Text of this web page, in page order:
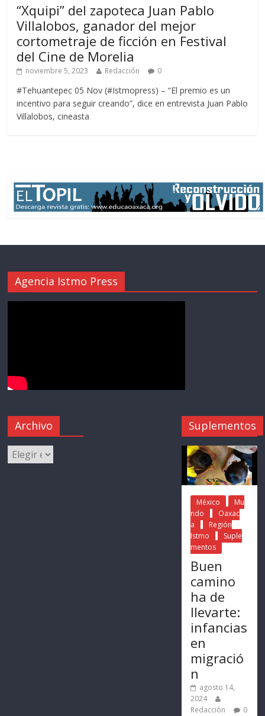
“Xquipi” del zapoteca Juan Pablo
Villalobos, ganador del mejor
cortometraje de ficción en Festival
del Cine de Morelia
noviembre 5, 2023 Redacción 0
#Tehuantepec 05 Nov (#Istmopress) – “El premio es un
incentivo para seguir creando”, dice en entrevista Juan Pablo
Villalobos, cineasta
Agencia Istmo Press
Archivo Suplementos
México
Mu
ndo
Oaxac
a
Región
Istmo
Suple
mentos
Buen
camino
ha de
llevarte:
infancias
en
migració
n
agosto 14,
2024
Redacción
0